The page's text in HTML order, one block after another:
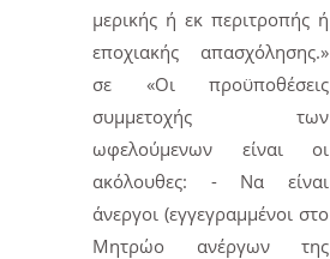
μερικής ή εκ περιτροπής ή
εποχιακής απασχόλησης.»
σε «Οι προϋποθέσεις
συμμετοχής των
ωφελούμενων είναι οι
ακόλουθες: - Να είναι
άνεργοι (εγγεγραμμένοι στο
Μητρώο ανέργων της